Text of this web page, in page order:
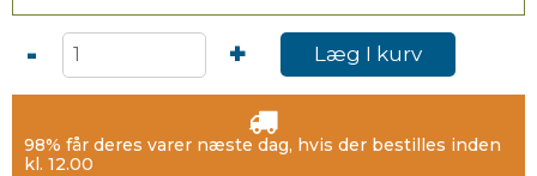
- + Læg I kurv
98% får deres varer næste dag, hvis der bestilles inden
kl. 12.00